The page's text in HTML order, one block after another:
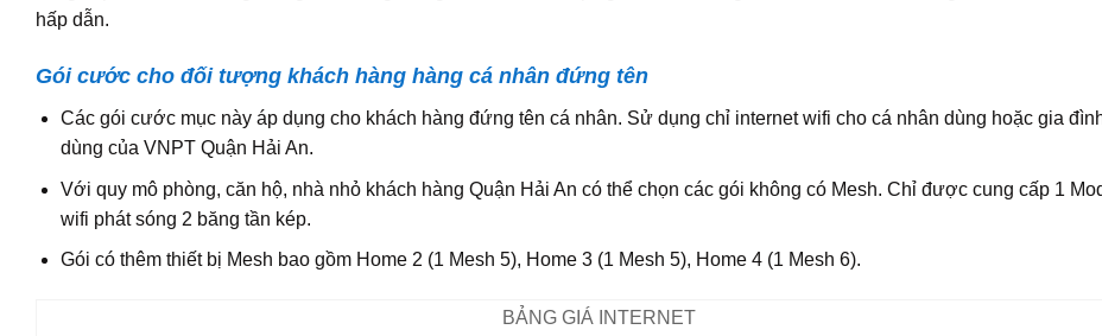
hấp dẫn.
Gói cước cho đối tượng khách hàng hàng cá nhân đứng tên
Các gói cước mục này áp dụng cho khách hàng đứng tên cá nhân. Sử dụng chỉ internet wifi cho cá nhân dùng hoặc gia
dùng của VNPT Quận Hải An.
Với quy mô phòng, căn hộ, nhà nhỏ khách hàng Quận Hải An có thể chọn các gói không có Mesh. Chỉ được cung cấp 1
wifi phát sóng 2 băng tần kép.
Gói có thêm thiết bị Mesh bao gồm Home 2 (1 Mesh 5), Home 3 (1 Mesh 5), Home 4 (1 Mesh 6).
BẢNG GIÁ INTERNET